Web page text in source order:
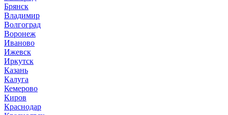
Брянск
Владимир
Волгоград
Воронеж
Иваново
Ижевск
Иркутск
Казань
Калуга
Кемерово
Киров
Краснодар